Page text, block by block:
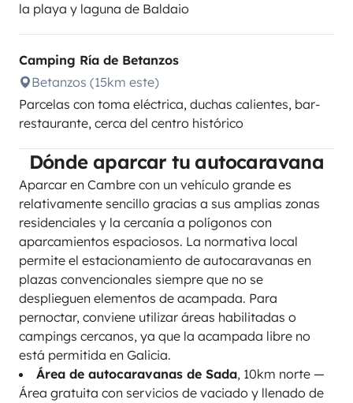
la playa y laguna de Baldaio
Camping Ría de Betanzos
Betanzos (15km este)
Parcelas con toma eléctrica, duchas calientes, bar-
restaurante, cerca del centro histórico
Dónde aparcar tu autocaravana
Aparcar en Cambre con un vehículo grande es
relativamente sencillo gracias a sus amplias zonas
residenciales y la cercanía a polígonos con
aparcamientos espaciosos. La normativa local
permite el estacionamiento de autocaravanas en
plazas convencionales siempre que no se
desplieguen elementos de acampada. Para
pernoctar, conviene utilizar áreas habilitadas o
campings cercanos, ya que la acampada libre no
está permitida en Galicia.
Área de autocaravanas de Sada, 10km norte —
Área gratuita con servicios de vaciado y llenado de